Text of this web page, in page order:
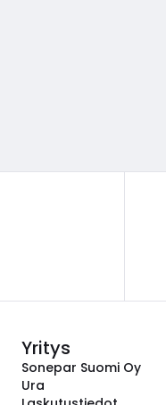
Yritys
Sonepar Suomi Oy
Ura